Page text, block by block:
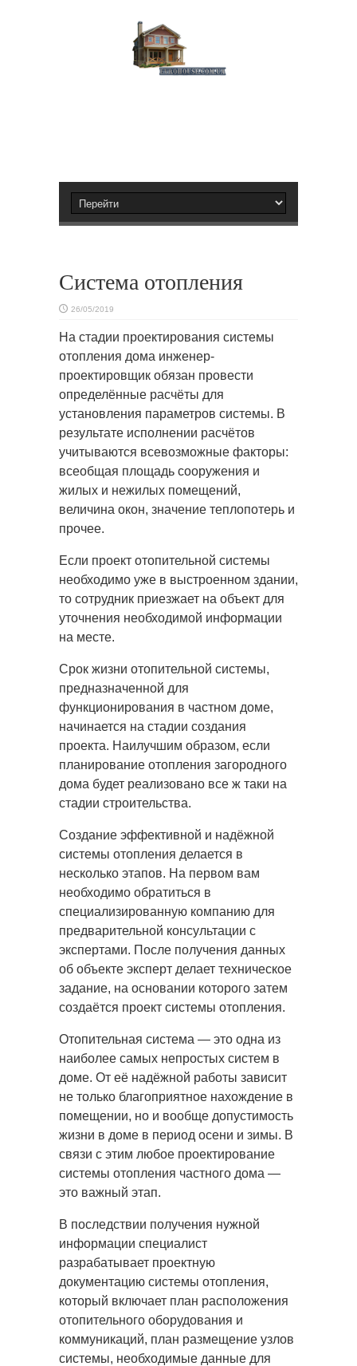
Система отопления
26/05/2019
На стадии проектирования системы
отопления дома инженер-
проектировщик обязан провести
определённые расчёты для
установления параметров системы. В
результате исполнении расчётов
учитываются всевозможные факторы:
всеобщая площадь сооружения и
жилых и нежилых помещений,
величина окон, значение теплопотерь и
прочее.
Если проект отопительной системы
необходимо уже в выстроенном здании,
то сотрудник приезжает на объект для
уточнения необходимой информации
на месте.
Срок жизни отопительной системы,
предназначенной для
функционирования в частном доме,
начинается на стадии создания
проекта. Наилучшим образом, если
планирование отопления загородного
дома будет реализовано все ж таки на
стадии строительства.
Создание эффективной и надёжной
системы отопления делается в
несколько этапов. На первом вам
необходимо обратиться в
специализированную компанию для
предварительной консультации с
экспертами. После получения данных
об объекте эксперт делает техническое
задание, на основании которого затем
создаётся проект системы отопления.
Отопительная система — это одна из
наиболее самых непростых систем в
доме. От её надёжной работы зависит
не только благоприятное нахождение в
помещении, но и вообще допустимость
жизни в доме в период осени и зимы. В
связи с этим любое проектирование
системы отопления частного дома —
это важный этап.
В последствии получения нужной
информации специалист
разрабатывает проектную
документацию системы отопления,
который включает план расположения
отопительного оборудования и
коммуникаций, план размещение узлов
системы, необходимые данные для